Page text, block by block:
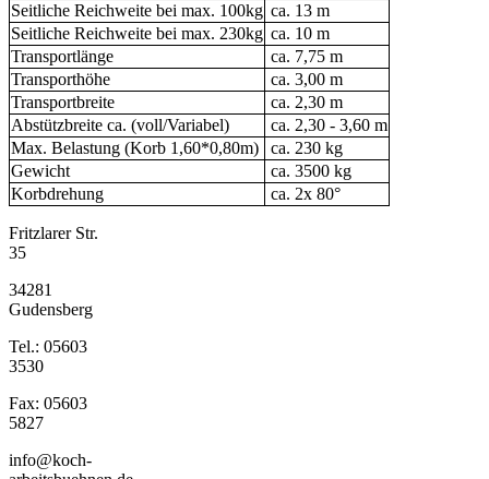
Seitliche Reichweite bei max. 100kg ca. 13 m
Seitliche Reichweite bei max. 230kg ca. 10 m
Transportlänge
ca. 7,75 m
Transporthöhe
ca. 3,00 m
Transportbreite
ca. 2,30 m
Abstützbreite ca. (voll/Variabel)
ca. 2,30 - 3,60 m
Max. Belastung (Korb 1,60*0,80m)
ca. 230 kg
Gewicht
ca. 3500 kg
Korbdrehung
ca. 2x 80°
Fritzlarer Str.
35
34281
Gudensberg
Tel.: 05603
3530
Fax: 05603
5827
info@koch-